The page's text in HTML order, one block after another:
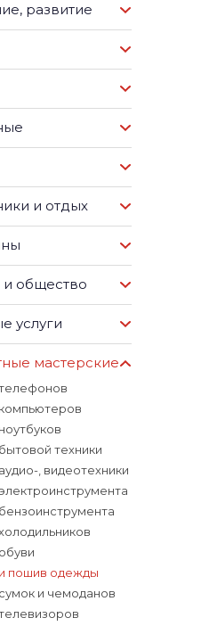
развитие
и отдых
и общество
услуги
мастерские
техники
, видеотехники
пошив одежды
и чемоданов